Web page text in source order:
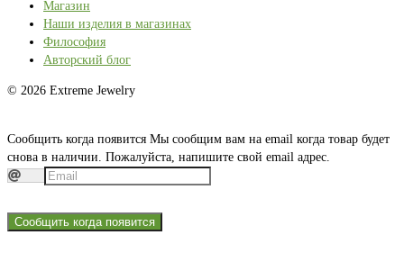
Магазин
Наши изделия в магазинах
Философия
Авторский блог
© 2026 Extreme Jewelry
Сообщить когда появится Мы сообщим вам на email когда товар будет
снова в наличии. Пожалуйста, напишите свой email адрес.
Сообщить когда появится